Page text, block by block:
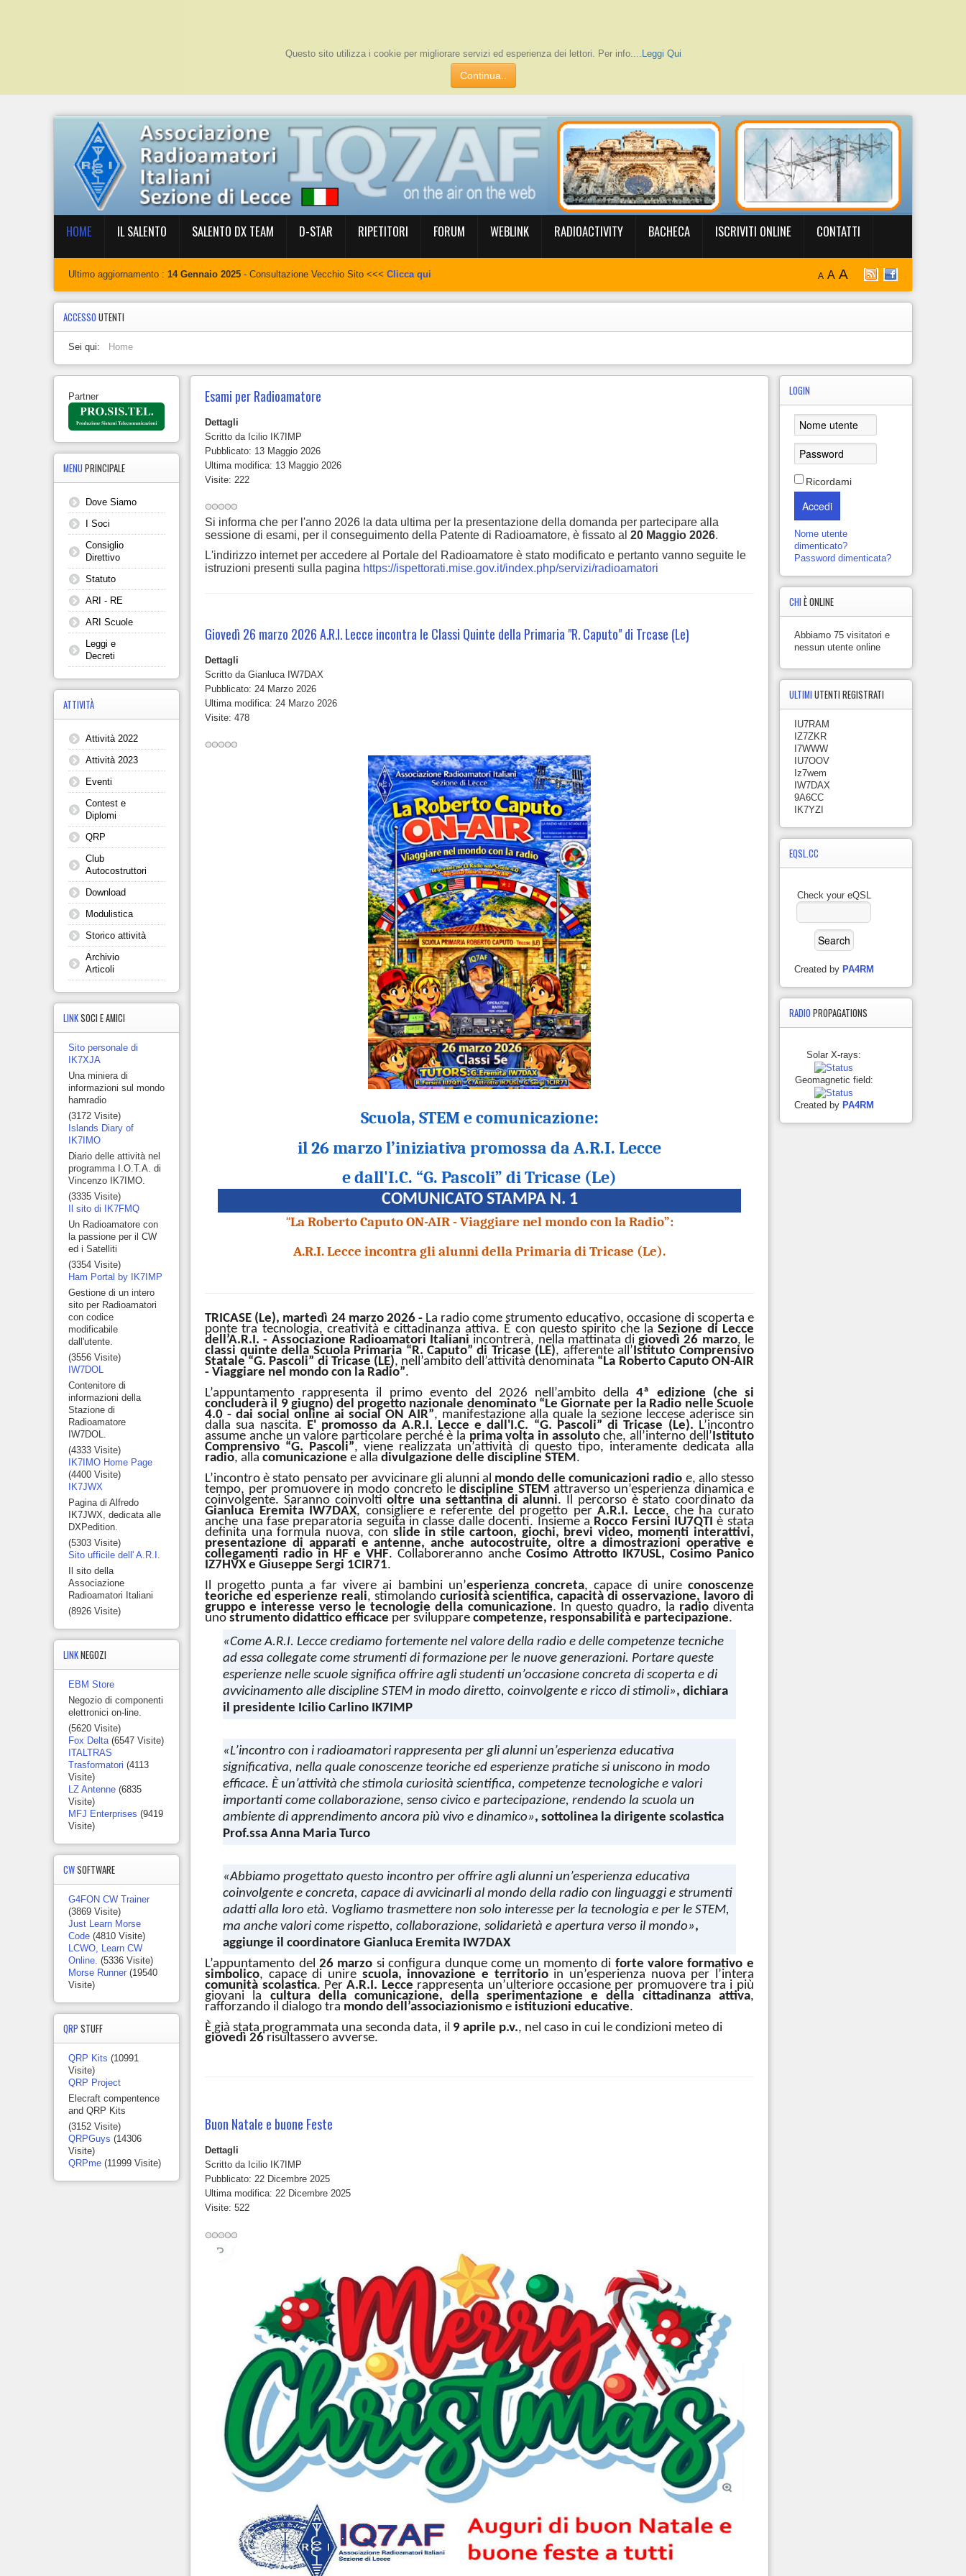
Questo sito utilizza i cookie per migliorare servizi ed esperienza dei lettori. Per info.... Leggi Qui
Continua..
HOME IL SALENTO SALENTO DX TEAM D-STAR RIPETITORI FORUM WEBLINK RADIOACTIVITY BACHECA ISCRIVITI ONLINE CONTATTI
Ultimo aggiornamento :14 Gennaio 2025 - Consultazione Vecchio Sito <<<Clicca qui A A A
ACCESSOUTENTI
Sei qui: Home
Esami per Radioamatore
Dettagli
Scritto da Icilio IK7IMP
Pubblicato: 13 Maggio 2026
Ultima modifica: 13 Maggio 2026
Visite: 222
Si informa che per l'anno 2026 la data ultima per la presentazione della domanda per partecipare alla
sessione di esami, per il conseguimento della Patente di Radioamatore, è fissato al20 Maggio 2026.
L'indirizzo internet per accedere al Portale del Radioamatore è stato modificato e pertanto vanno seguite le
istruzioni presenti sulla pagina https://ispettorati.mise.gov.it/index.php/servizi/radioamatori
Giovedì 26 marzo 2026 A.R.I. Lecce incontra le Classi Quinte della Primaria "R. Caputo" di Trcase (Le)
Dettagli
Scritto daGianluca IW7DAX
Pubblicato: 24 Marzo 2026
Ultima modifica: 24 Marzo 2026
Visite: 478
Scuola, STEM e comunicazione:
il 26 marzo l’iniziativa promossa da A.R.I. Lecce
e dall'I.C. “G. Pascoli” di Tricase (Le)
COMUNICATO STAMPA N. 1
“La Roberto Caputo ON-AIR - Viaggiare nel mondo con la Radio”:
A.R.I. Lecce incontra gli alunni della Primaria di Tricase (Le).
TRICASE (Le), martedì 24 marzo 2026 - La radio come strumento educativo, occasione di scoperta e
ponte tra tecnologia, creatività e cittadinanza attiva. È con questo spirito che laSezione di Lecce
dell’A.R.I. - Associazione Radioamatori Italiani incontrerà, nella mattinata digiovedì 26 marzo, le
classi quinte della Scuola Primaria “R. Caputo” di Tricase (LE), afferente all’ Istituto Comprensivo
Statale “G. Pascoli” di Tricase (LE), nell’ambito dell’attività denominata “La Roberto Caputo ON-AIR
- Viaggiare nel mondo con la Radio”.
L’appuntamento rappresenta il primo evento del 2026 nell’ambito della4ª edizione (che si
concluderà il 9 giugno) del progetto nazionale denominato “Le Giornate per la Radio nelle Scuole
4.0 - dai social online ai social ON AIR”, manifestazione alla quale la sezione leccese aderisce sin
dalla sua nascita. E' promosso da A.R.I. Lecce e dall'I.C. “G. Pascoli” di Tricase (Le). L’incontro
assume anche un valore particolare perché è la prima volta in assolutoche, all’interno dell’ Istituto
Comprensivo “G. Pascoli”, viene realizzata un’attività di questo tipo, interamente dedicata alla
radio, allacomunicazione e alladivulgazione delle discipline STEM .
L’incontro è stato pensato per avvicinare gli alunni al mondo delle comunicazioni radio e, allo stesso
tempo, per promuovere in modo concreto lediscipline STEM attraverso un’esperienza dinamica e
coinvolgente. Saranno coinvoltioltre una settantina di alunni. Il percorso è stato coordinato da
Gianluca Eremita IW7DAX, consigliere e referente del progetto perA.R.I. Lecce, che ha curato
anche una fase preparatoria seguita in classe dalle docenti. Insieme a Rocco Fersini IU7QTI è stata
definita una formula nuova, con slide in stile cartoon, giochi, brevi video, momenti interattivi,
presentazione di apparati e antenne, anche autocostruite, oltre a dimostrazioni operative e
collegamenti radio in HF e VHF. Collaboreranno anche Cosimo Attrotto IK7USL, Cosimo Panico
IZ7HVX e Giuseppe Sergi 1CIR71.
Il progetto punta a far vivere ai bambini un’esperienza concreta, capace di unire conoscenze
teoriche ed esperienze reali, stimolando curiosità scientifica, capacità di osservazione, lavoro di
gruppo e interesse verso le tecnologie della comunicazione. In questo quadro, la radiodiventa
unostrumento didattico efficace per svilupparecompetenze, responsabilità e partecipazione.
«Come A.R.I. Lecce crediamo fortemente nel valore della radio e delle competenze tecniche
ad essa collegate come strumenti di formazione per le nuove generazioni. Portare queste
esperienze nelle scuole significa offrire agli studenti un’occasione concreta di scoperta e di
avvicinamento alle discipline STEM in modo diretto, coinvolgente e ricco di stimoli», dichiara
il presidente Icilio Carlino IK7IMP
«L’incontro con i radioamatori rappresenta per gli alunni un’esperienza educativa
significativa, nella quale conoscenze teoriche ed esperienze pratiche si uniscono in modo
efficace. È un’attività che stimola curiosità scientifica, competenze tecnologiche e valori
importanti come collaborazione, senso civico e partecipazione, rendendo la scuola un
ambiente di apprendimento ancora più vivo e dinamico», sottolinea la dirigente scolastica
Prof.ssa Anna Maria Turco
«Abbiamo progettato questo incontro per offrire agli alunni un’esperienza educativa
coinvolgente e concreta, capace di avvicinarli al mondo della radio con linguaggi e strumenti
adatti alla loro età. Vogliamo trasmettere non solo interesse per la tecnologia e per le STEM,
ma anche valori come rispetto, collaborazione, solidarietà e apertura verso il mondo»,
aggiunge il coordinatore Gianluca Eremita IW7DAX
L’appuntamento del26 marzo si configura dunque come un momento di forte valore formativo e
simbolico, capace di unire scuola, innovazione e territorioin un’esperienza nuova per l’intera
comunità scolastica. PerA.R.I. Lecce rappresenta un’ulteriore occasione per promuovere tra i più
giovani la cultura della comunicazione, della sperimentazione e della cittadinanza attiva,
rafforzando il dialogo tra mondo dell’associazionismo e istituzioni educative.
È già stata programmata una seconda data, il 9 aprile p.v., nel caso in cui le condizioni meteo di
giovedì 26 risultassero avverse.
Buon Natale e buone Feste
Dettagli
Scritto da Icilio IK7IMP
Pubblicato: 22 Dicembre 2025
Ultima modifica: 22 Dicembre 2025
Visite: 522
Partner
MENUPRINCIPALE
Dove Siamo
I Soci
Consiglio
Direttivo
Statuto
ARI - RE
ARI Scuole
Leggi e
Decreti
ATTIVITÀ
Attività 2022
Attività 2023
Eventi
Contest e
Diplomi
QRP
Club
Autocostruttori
Download
Modulistica
Storico attività
Archivio
Articoli
LINKSOCI E AMICI
Sito personale di
IK7XJA
Una miniera di
informazioni sul mondo
hamradio
(3172 Visite)
Islands Diary of
IK7IMO
Diario delle attività nel
programma I.O.T.A. di
Vincenzo IK7IMO.
(3335 Visite)
Il sito di IK7FMQ
Un Radioamatore con
la passione per il CW
ed i Satelliti
(3354 Visite)
Ham Portal by IK7IMP
Gestione di un intero
sito per Radioamatori
con codice
modificabile
dall'utente.
(3556 Visite)
IW7DOL
Contenitore di
informazioni della
Stazione di
Radioamatore
IW7DOL.
(4333 Visite)
IK7IMO Home Page
(4400 Visite)
IK7JWX
Pagina di Alfredo
IK7JWX, dedicata alle
DXPedition.
(5303 Visite)
Sito ufficile dell' A.R.I.
Il sito della
Associazione
Radioamatori Italiani
(8926 Visite)
LINKNEGOZI
EBM Store
Negozio di componenti
elettronici on-line.
(5620 Visite)
Fox Delta(6547 Visite)
ITALTRAS
Trasformatori (4113
Visite)
LZ Antenne (6835
Visite)
MFJ Enterprises (9419
Visite)
CWSOFTWARE
G4FON CW Trainer
(3869 Visite)
Just Learn Morse
Code (4810 Visite)
LCWO, Learn CW
Online. (5336 Visite)
Morse Runner (19540
Visite)
QRPSTUFF
QRP Kits (10991
Visite)
QRP Project
Elecraft compentence
and QRP Kits
(3152 Visite)
QRPGuys (14306
Visite)
QRPme (11999 Visite)
LOGIN
Ricordami
Accedi
Nome utente
dimenticato?
Password dimenticata?
CHI È ONLINE
Abbiamo 75 visitatori e
nessun utente online
ULTIMI UTENTI REGISTRATI
IU7RAM
IZ7ZKR
I7WWW
IU7OOV
Iz7wem
IW7DAX
9A6CC
IK7YZI
EQSL.CC
Check your eQSL
Created by PA4RM
RADIO PROPAGATIONS
Solar X-rays:
Geomagnetic field:
Created by PA4RM